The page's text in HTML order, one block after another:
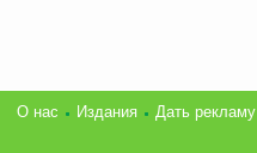
О нас Издания Дать рекламу